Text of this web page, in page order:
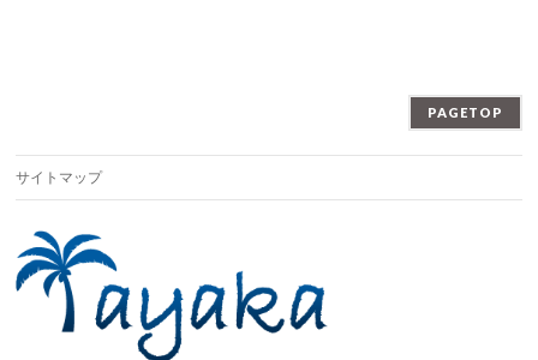
PAGETOP
サイトマップ